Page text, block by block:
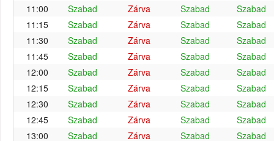
11:00
Szabad Zárva Szabad
Szabad
11:15
Szabad Zárva Szabad
Szabad
11:30
Szabad Zárva Szabad
Szabad
11:45
Szabad Zárva Szabad
Szabad
12:00
Szabad Zárva Szabad
Szabad
12:15
Szabad Zárva Szabad
Szabad
12:30
Szabad Zárva Szabad
Szabad
12:45
Szabad Zárva Szabad
Szabad
13:00
Szabad Zárva Szabad
Szabad